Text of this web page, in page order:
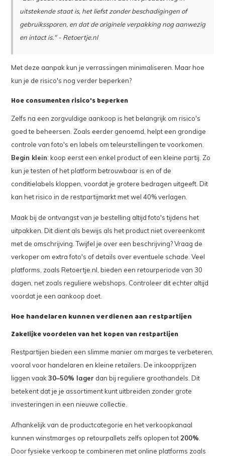
uitstekende staat is, het liefst zonder beschadigingen of
gebruikssporen, en dat de originele verpakking nog aanwezig
en intact is." - Retoertje.nl
Met deze aanpak kun je verrassingen minimaliseren. Maar hoe
kun je de risico's nog verder beperken?
Hoe consumenten risico's beperken
Zelfs na een zorgvuldige aankoop is het belangrijk om risico's
goed te beheersen. Zoals eerder genoemd, helpt een grondige
controle van foto's en labels om teleurstellingen te voorkomen.
Begin klein: koop eerst een enkel product of een kleine partij. Zo
kun je testen of het platform betrouwbaar is en of de
conditielabels kloppen, voordat je grotere bedragen uitgeeft. Dit
kan het risico in de restpartijmarkt met wel 40% verlagen.
Maak bij de ontvangst van je bestelling altijd foto's tijdens het
uitpakken. Dit dient als bewijs als het product niet overeenkomt
met de omschrijving. Twijfel je over een beschrijving? Vraag de
verkoper om extra foto's of details over eventuele schade. Veel
platforms, zoals Retoertje.nl, bieden een retourperiode van 30
dagen, net zoals reguliere webshops. Controleer dit echter altijd
voordat je een aankoop doet.
Hoe handelaren kunnen verdienen aan restpartijen
Zakelijke voordelen van het kopen van restpartijen
Restpartijen bieden een slimme manier om marges te verbeteren,
vooral voor handelaren en kleine retailers. De inkoopprijzen
liggen vaak30–50% lager dan bij reguliere groothandels. Dit
betekent dat je je assortiment kunt uitbreiden zonder grote
investeringen in een nieuwe collectie.
Afhankelijk van de productcategorie en het verkoopkanaal
kunnen winstmarges op retourpallets zelfs oplopen tot200%.
Door fysieke verkoop te combineren met online platforms zoals